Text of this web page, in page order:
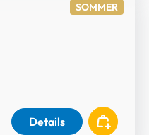
SOMMER
Details